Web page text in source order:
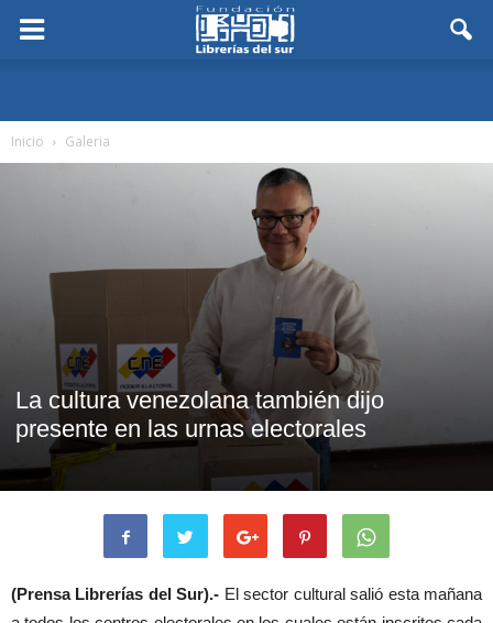
Inicio Galeria
La cultura venezolana también dijo
presente en las urnas electorales
(Prensa Librerías del Sur).- El sector cultural salió esta mañana